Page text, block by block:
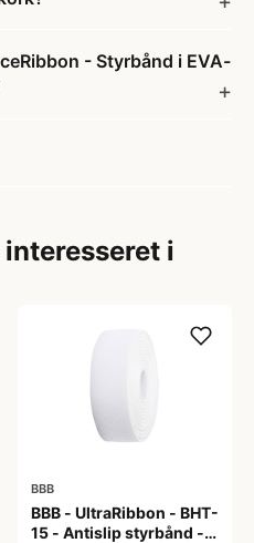
- Styrbånd i EVA-
interesseret i
BBB
BBB - UltraRibbon - BHT-
15 - Antislip styrbånd -